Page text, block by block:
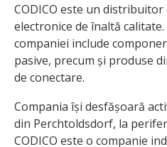
CODICO este un
electronice de înaltă
companiei include
pasive, precum și produse
de conectare.
Compania își desfășoară
din Perchtoldsdorf, la
CODICO este o companie